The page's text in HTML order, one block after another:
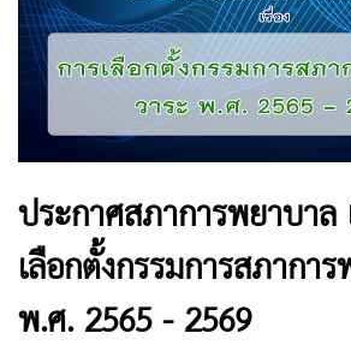
ประกาศสภาการพยาบาล
เลือกตั้งกรรมการสภากา
พ.ศ. 2565 - 2569